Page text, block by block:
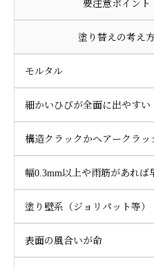
要注意ポイント
塗り替えの考え
モルタル
細かいひびが全面に出やすい
構造クラックかヘアークラッ
幅0.3mm以上や雨筋があれば
塗り壁系（ジョリパット等）
表面の風合いが命